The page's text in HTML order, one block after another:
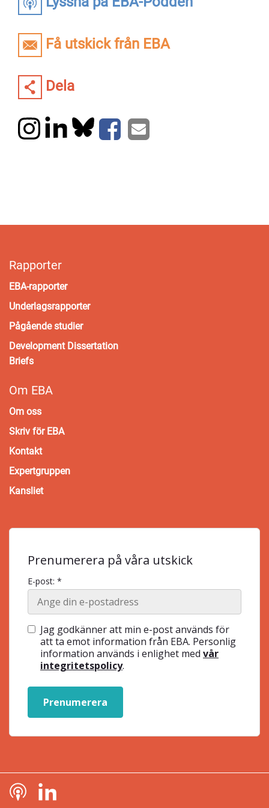
Få utskick från EBA
Dela
Rapporter
EBA-rapporter
Underlagsrapporter
Pågående studier
Development Dissertation
Briefs
Om EBA
Om oss
Skriv för EBA
Kontakt
Expertgruppen
Kansliet
Prenumerera på våra utskick
E-post: *
Jag godkänner att min e-post används för
att ta emot information från EBA. Personlig
information används i enlighet med vår
integritetspolicy.
Prenumerera